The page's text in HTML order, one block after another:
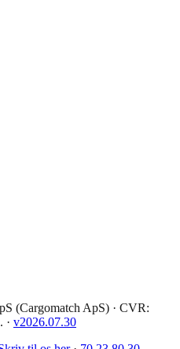
(Cargomatch ApS) · CVR:
· v2026.07.30